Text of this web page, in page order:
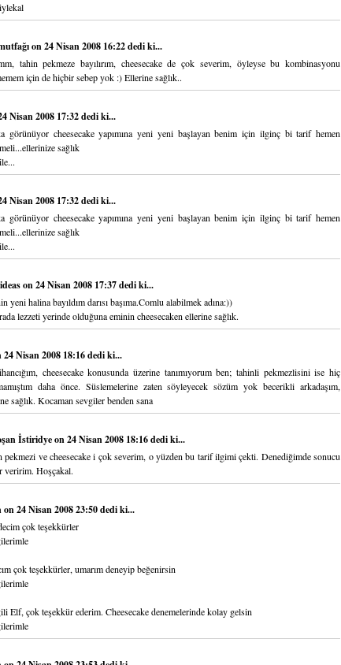
on 24 Nisan 2008 16:22 dedi ki...
tahin pekmeze bayılırım, cheesecake de çok severim, öyleyse bu kombinasyonu
için de hiçbir sebep yok :) Ellerine sağlık..
Nisan 2008 17:32 dedi ki...
görünüyor cheesecake yapımına yeni yeni başlayan benim için ilginç bi tarif hemen
sağlık
Nisan 2008 17:32 dedi ki...
görünüyor cheesecake yapımına yeni yeni başlayan benim için ilginç bi tarif hemen
sağlık
on 24 Nisan 2008 17:37 dedi ki...
yeni halina bayıldım darısı başıma.Comlu alabilmek adına:))
lezzeti yerinde olduğuna eminin cheesecaken ellerine sağlık.
24 Nisan 2008 18:16 dedi ki...
cheesecake konusunda üzerine tanımıyorum ben; tahinli pekmezlisini ise hiç
daha önce. Süslemelerine zaten söyleyecek sözüm yok becerikli arkadaşım,
sağlık. Kocaman sevgiler benden sana
İstiridyeon 24 Nisan 2008 18:16 dedi ki...
pekmezi ve cheesecake i çok severim, o yüzden bu tarif ilgimi çekti. Denediğimde sonucu
veririm. Hoşçakal.
on 24 Nisan 2008 23:50 dedi ki...
çok teşekkürler
çok teşekkürler, umarım deneyip beğenirsin
Elf, çok teşekkür ederim. Cheesecake denemelerinde kolay gelsin